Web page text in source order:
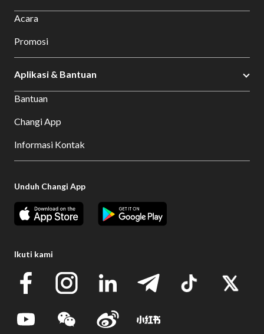
Acara
Promosi
Aplikasi & Bantuan
Bantuan
Changi App
Informasi Kontak
Unduh Changi App
Ikuti kami